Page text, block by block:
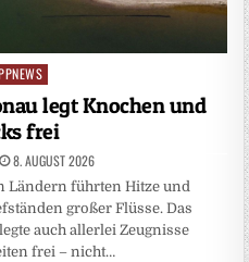
legt Knochen und
frei
8. AUGUST 2026
Ländern führten Hitze und
großer Flüsse. Das
auch allerlei Zeugnisse
frei – nicht…